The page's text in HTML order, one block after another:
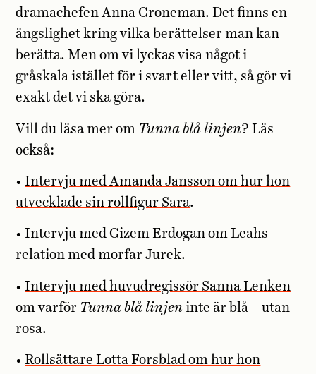
dramachefen Anna Croneman. Det finns en
ängslighet kring vilka berättelser man kan
berätta. Men om vi lyckas visa något i
gråskala istället för i svart eller vitt, så gör vi
exakt det vi ska göra.
Vill du läsa mer om Tunna blå linjen? Läs
också:
• Intervju med Amanda Jansson om hur hon
utvecklade sin rollfigur Sara.
• Intervju med Gizem Erdogan om Leahs
relation med morfar Jurek.
• Intervju med huvudregissör Sanna Lenken
om varför Tunna blå linjeninte är blå – utan
rosa.
•Rollsättare Lotta Forsblad om hur hon